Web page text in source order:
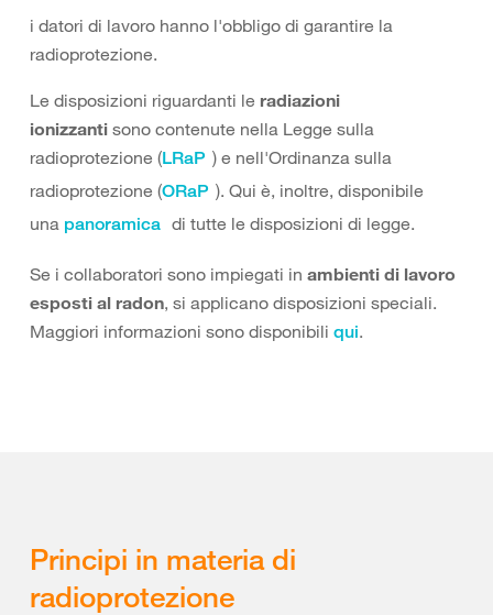
i datori di lavoro hanno l'obbligo di garantire la
radioprotezione.
Le disposizioni riguardanti le radiazioni
ionizzanti sono contenute nella Legge sulla
radioprotezione (LRaP ) e nell'Ordinanza sulla
radioprotezione (ORaP ). Qui è, inoltre, disponibile
una panoramica di tutte le disposizioni di legge.
Se i collaboratori sono impiegati in ambienti di lavoro
esposti al radon, si applicano disposizioni speciali.
Maggiori informazioni sono disponibili qui.
Principi in materia di
radioprotezione